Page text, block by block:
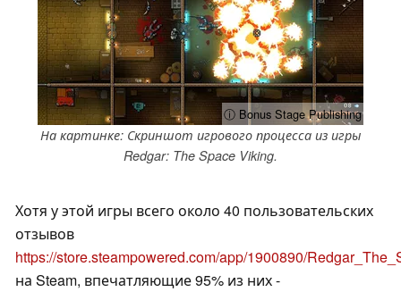
ⓘ Bonus Stage Publishing
На картинке: Скриншот игрового процесса из игры
Redgar: The Space Viking.
Хотя у этой игры всего около 40 пользовательских
отзывов
https://store.steampowered.com/app/1900890/
на Steam, впечатляющие 95% из них -